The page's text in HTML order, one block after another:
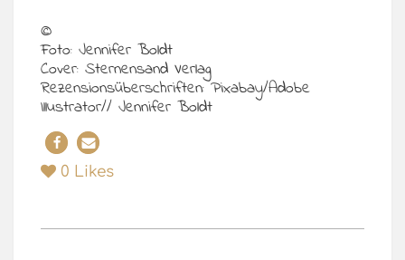
©
Foto: Jennifer Boldt
Cover: Sternensand Verlag
Rezensionsüberschriften: Pixabay/Adobe
Illustrator// Jennifer Boldt
0 Likes